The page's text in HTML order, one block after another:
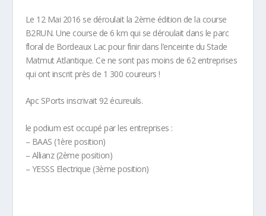
Le 12 Mai 2016 se déroulait la 2ème édition de la course
B2RUN. Une course de 6 km qui se déroulait dans le parc
floral de Bordeaux Lac pour finir dans l’enceinte du Stade
Matmut Atlantique. Ce ne sont pas moins de 62 entreprises
qui ont inscrit près de 1 300 coureurs !
Apc SPorts inscrivait 92 écureuils.
le podium est occupé par les entreprises :
– BAAS (1ère position)
– Allianz (2ème position)
– YESSS Electrique (3ème position)